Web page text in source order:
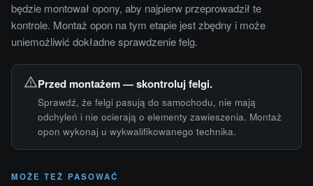
będzie montował opony, aby najpierw przeprowadził te
kontrole. Montaż opon na tym etapie jest zbędny i może
uniemożliwić dokładne sprawdzenie felg.
Przed montażem — skontroluj felgi.
Sprawdź, że felgi pasują do samochodu, nie mają
odchyleń i nie ocierają o elementy zawieszenia. Montaż
opon wykonaj u wykwalifikowanego technika.
MOŻE TEŻ PASOWAĆ